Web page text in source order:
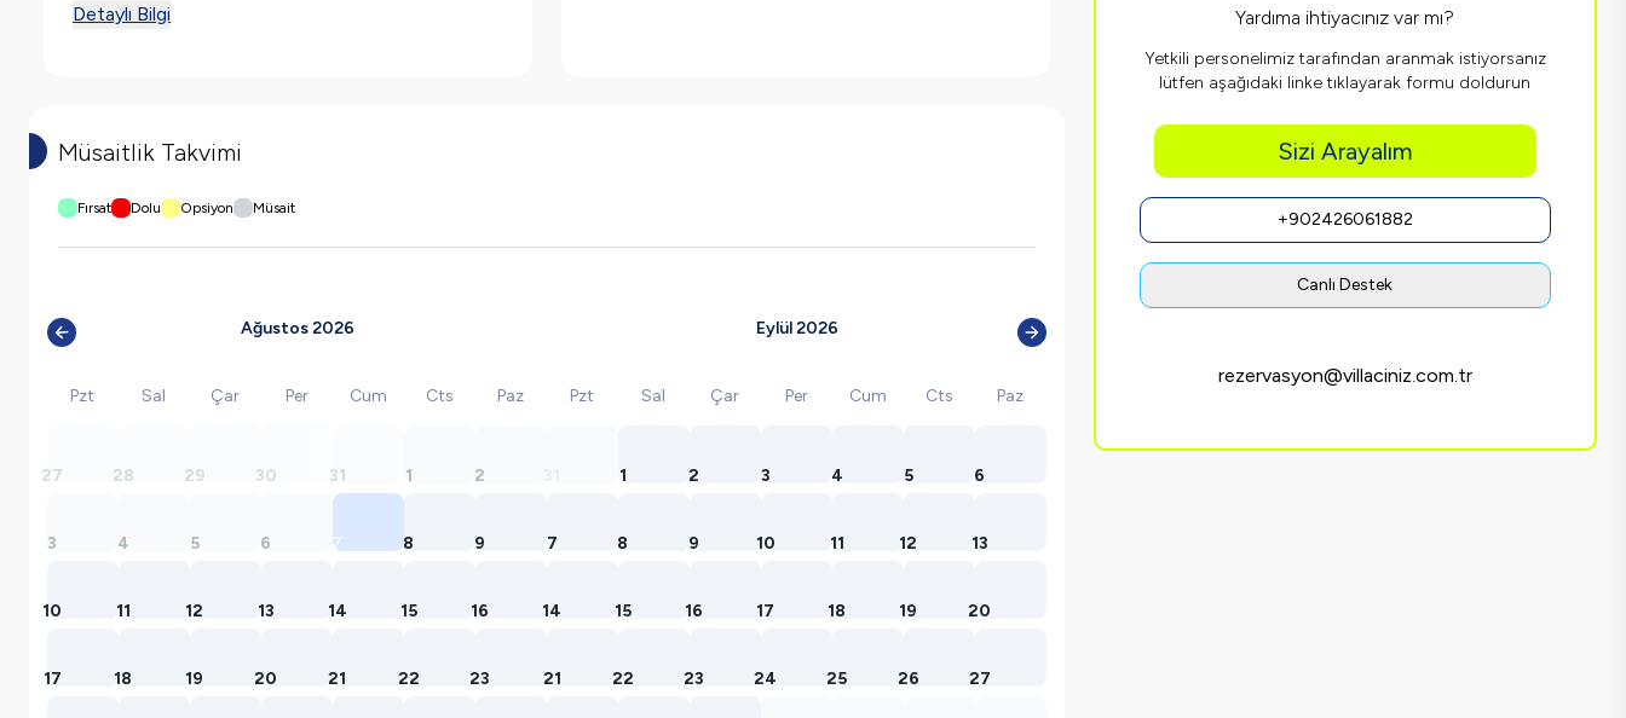
Detaylı Bilgi
Müsaitlik Takvimi
Fırsat Dolu Opsiyon Müsait
Ağustos 2026
Pzt Sal Çar Per Cum Cts Paz
27 28 29 30 31 1 2
3 4 5 6 7 8 9
10 11 12 13 14 15 16
17 18 19 20 21 22 23
Eylül 2026
Pzt Sal Çar Per Cum Cts Paz
1 2 3 4 5 6
7 8 9 10 11 12 13
14 15 16 17 18 19 20
21 22 23 24 25 26 27
Yardıma ihtiyacınız var mı?
Yetkili personelimiz tarafından aranmak istiyorsanız
lütfen aşağıdaki linke tıklayarak formu doldurun
Sizi Arayalım
+902426061882
Canlı Destek
rezervasyon@villaciniz.com.tr